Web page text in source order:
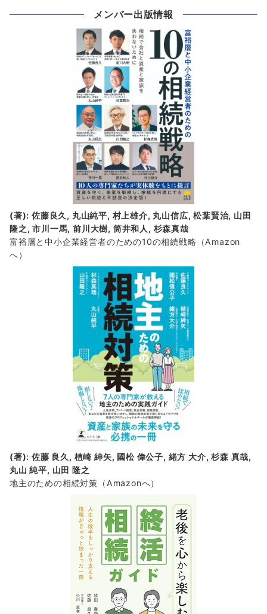
メンバー出版情報
(著): 佐藤良久, 丸山純平, 村上雄介, 丸山信広, 松葉賢治, 山田
隆之, 市川一馬, 前川大樹, 筒井和人, 杉森真哉
富裕層と中小企業経営者のための10の相続戦略 （Amazon
へ）
(著): 佐藤 良久, 植崎 紳矢, 國松 偉公子, 緒方 大介, 杉森 真哉,
丸山 純平, 山田 隆之
地主のための相続対策 （Amazonへ）